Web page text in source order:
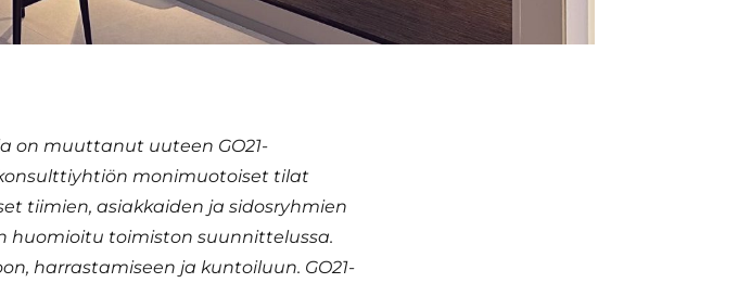
on muuttanut uuteen GO21-
monimuotoiset tilat
tiimien, asiakkaiden ja sidosryhmien
huomioitu toimiston suunnittelussa.
harrastamiseen ja kuntoiluun. GO21-